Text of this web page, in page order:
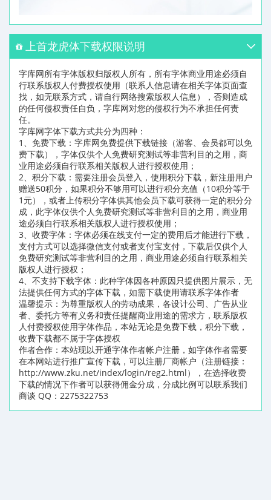
上首龙虎体下载权限说明
字库网所有字体版权归版权人所有，所有字体商业用途必须自
行联系版权人付费授权使用（联系人信息请在相关字体页面查
找，如无联系方式，请自行网络搜索版权人信息），否则造成
的任何侵权责任自负，字库网对您的侵权行为不承担任何责
任。
字库网字体下载方式共分为四种：
1、免费下载：字库网免费提供下载链接（游客、会员都可以免
费下载），字体仅供个人免费研究测试等非营利目的之用，商
业用途必须自行联系相关版权人进行授权使用；
2、积分下载：需要注册会员登入，使用积分下载，新注册用户
赠送50积分，如果积分不够用可以进行积分充值（10积分等于
1元），或者上传积分字体供其他会员下载可获得一定的积分分
成，此字体仅供个人免费研究测试等非营利目的之用，商业用
途必须自行联系相关版权人进行授权使用；
3、收费字体：字体必须在线支付一定的费用后才能进行下载，
支付方式可以选择微信支付或者支付宝支付，下载后仅供个人
免费研究测试等非营利目的之用，商业用途必须自行联系相关
版权人进行授权；
4、不支持下载字体：此种字体因各种原因只提供图片展示，无
法提供任何方式的字体下载，如需下载使用请联系字体作者
温馨提示：为尊重版权人的劳动成果，各设计公司、广告从业
者、委托方等有义务和责任提醒商业用途的需求方，联系版权
人付费授权使用字体作品，本站无论是免费下载，积分下载，
收费下载都不属于字体授权
作者合作：本站现以开通字体作者帐户注册，如字体作者需要
在本网站进行推广宣传下载，可以注册厂商帐户（注册链接：
http://www.zku.net/index/login/reg2.html），在选择收费
下载的情况下作者可以获得佣金分成，分成比例可以联系我们
商谈 QQ：2275322753